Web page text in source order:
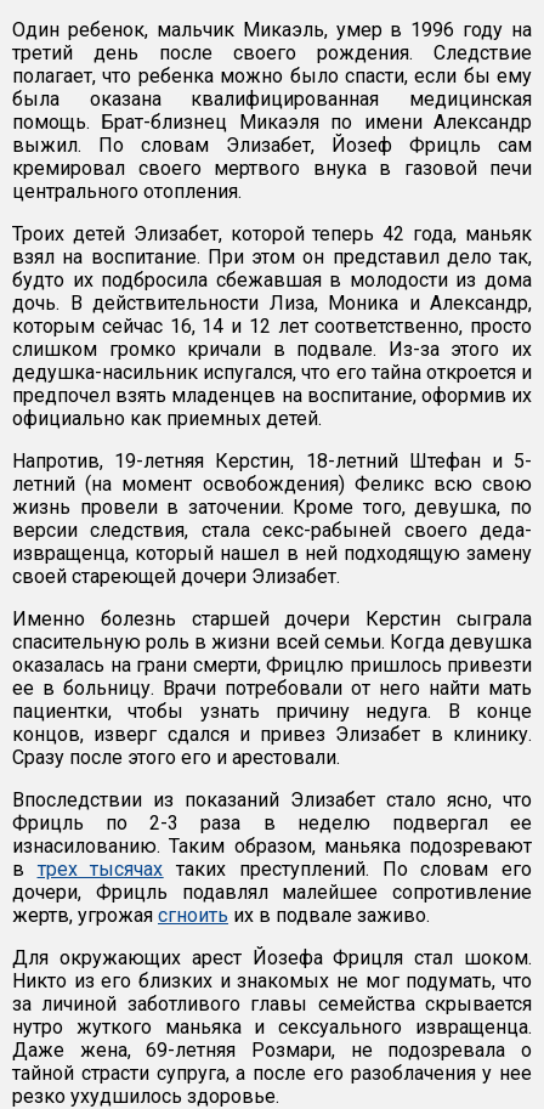
Один ребенок, мальчик Микаэль, умер в 1996 году на
третий день после своего рождения. Следствие
полагает, что ребенка можно было спасти, если бы ему
была оказана квалифицированная медицинская
помощь. Брат-близнец Микаэля по имени Александр
выжил. По словам Элизабет, Йозеф Фрицль сам
кремировал своего мертвого внука в газовой печи
центрального отопления.
Троих детей Элизабет, которой теперь 42 года, маньяк
взял на воспитание. При этом он представил дело так,
будто их подбросила сбежавшая в молодости из дома
дочь. В действительности Лиза, Моника и Александр,
которым сейчас 16, 14 и 12 лет соответственно, просто
слишком громко кричали в подвале. Из-за этого их
дедушка-насильник испугался, что его тайна откроется и
предпочел взять младенцев на воспитание, оформив их
официально как приемных детей.
Напротив, 19-летняя Керстин, 18-летний Штефан и 5-
летний (на момент освобождения) Феликс всю свою
жизнь провели в заточении. Кроме того, девушка, по
версии следствия, стала секс-рабыней своего деда-
извращенца, который нашел в ней подходящую замену
своей стареющей дочери Элизабет.
Именно болезнь старшей дочери Керстин сыграла
спасительную роль в жизни всей семьи. Когда девушка
оказалась на грани смерти, Фрицлю пришлось привезти
ее в больницу. Врачи потребовали от него найти мать
пациентки, чтобы узнать причину недуга. В конце
концов, изверг сдался и привез Элизабет в клинику.
Сразу после этого его и арестовали.
Впоследствии из показаний Элизабет стало ясно, что
Фрицль по 2-3 раза в неделю подвергал ее
изнасилованию. Таким образом, маньяка подозревают
в трех тысячах таких преступлений. По словам его
дочери, Фрицль подавлял малейшее сопротивление
жертв, угрожая сгноить их в подвале заживо.
Для окружающих арест Йозефа Фрицля стал шоком.
Никто из его близких и знакомых не мог подумать, что
за личиной заботливого главы семейства скрывается
нутро жуткого маньяка и сексуального извращенца.
Даже жена, 69-летняя Розмари, не подозревала о
тайной страсти супруга, а после его разоблачения у нее
резко ухудшилось здоровье.